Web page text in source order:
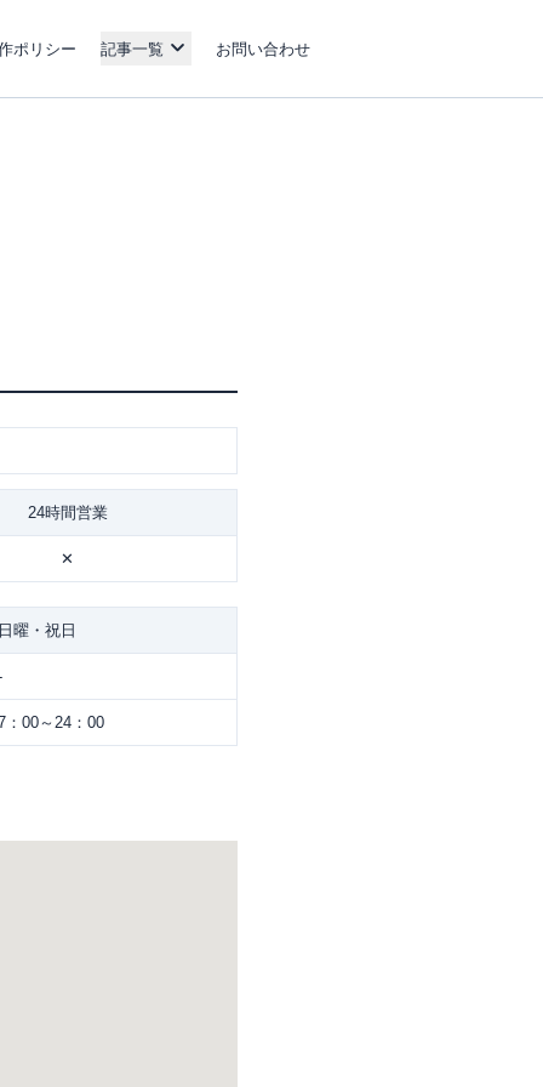
ポリシー 記事一覧 お問い合わせ
24時間営業
✕
日曜・祝日
：00～24：00